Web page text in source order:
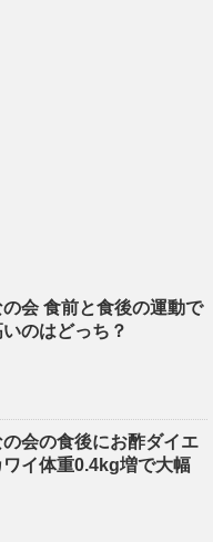
会 食前と食後の運動で
のはどっち？
会の食後にお酢ダイエ
イ体重0.4kg増で大幅